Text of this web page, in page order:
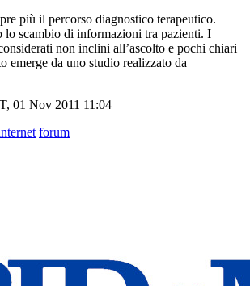
più il percorso diagnostico terapeutico.
lo scambio di informazioni tra pazienti. I
non inclini all’ascolto e pochi chiari
emerge da uno studio realizzato da
01 Nov 2011 11:04
forum